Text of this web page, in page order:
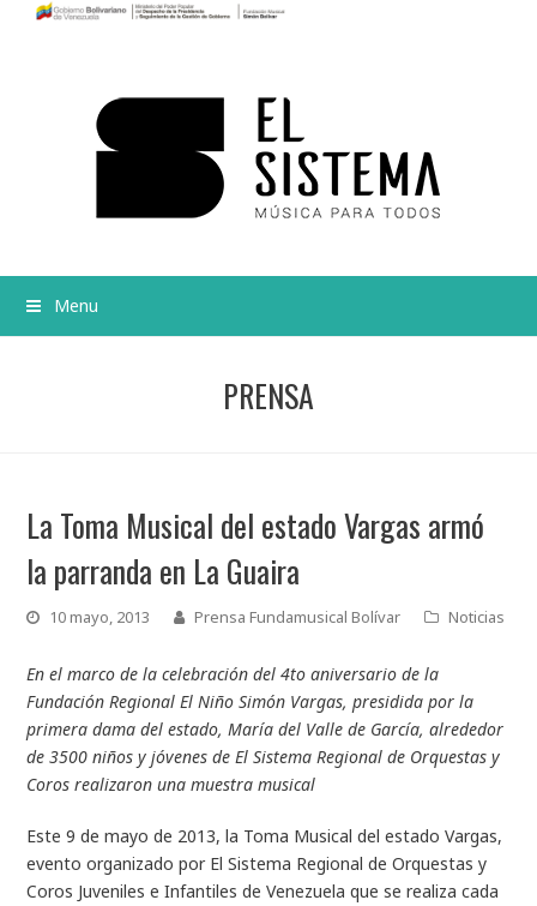
Menu
PRENSA
La Toma Musical del estado Vargas armó
la parranda en La Guaira
10 mayo, 2013 Prensa Fundamusical Bolívar Noticias
En el marco de la celebración del 4to aniversario de la
Fundación Regional El Niño Simón Vargas, presidida por la
primera dama del estado, María del Valle de García, alrededor
de 3500 niños y jóvenes de El Sistema Regional de Orquestas y
Coros realizaron una muestra musical
Este 9 de mayo de 2013, la Toma Musical del estado Vargas,
evento organizado por El Sistema Regional de Orquestas y
Coros Juveniles e Infantiles de Venezuela que se realiza cada